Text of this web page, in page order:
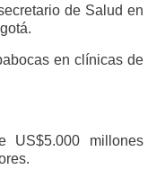
de Salud en
en clínicas de
US$5.000 millones